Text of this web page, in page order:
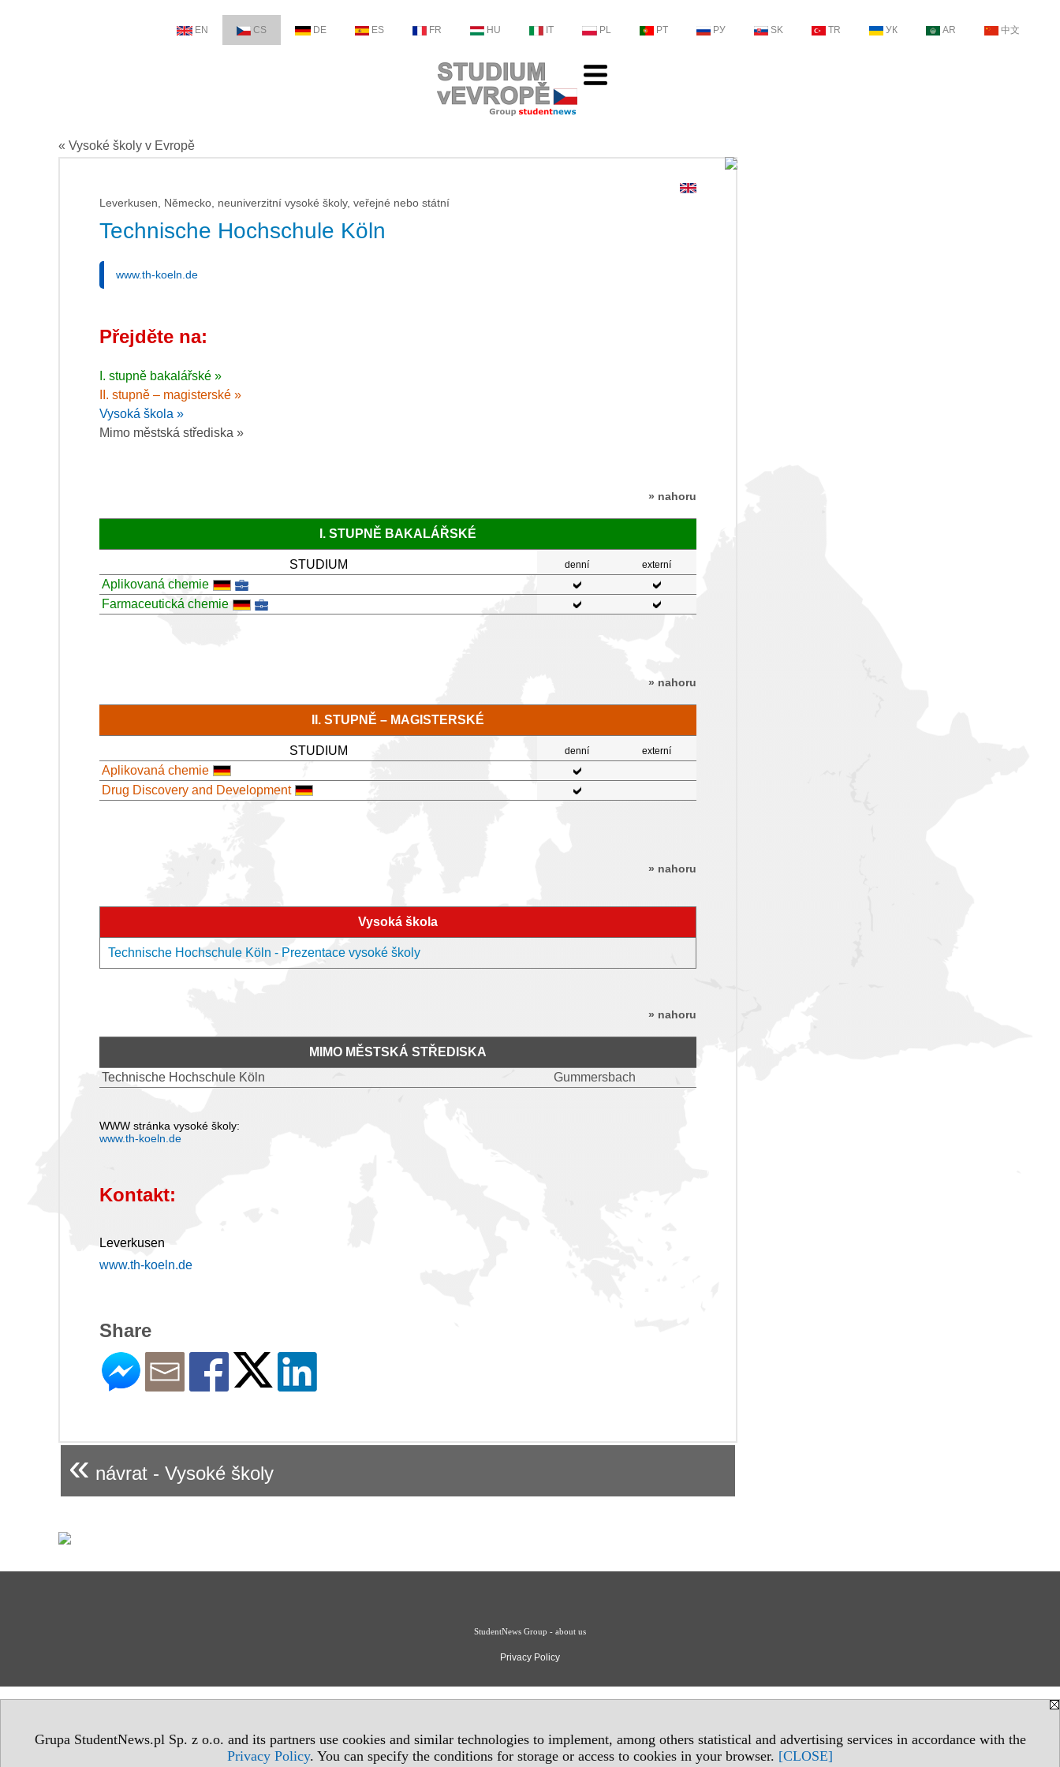
Grupa StudentNews.pl Sp. z o.o. and its partners use cookies and similar technologies to implement, among others statistical and advertising services in accordance with the
Privacy Policy. You can specify the conditions for storage or access to cookies in your browser. [CLOSE]
EN CS DE ES FR HU IT PL PT РУ SK TR УК AR 中文
« Vysoké školy v Evropě
Leverkusen, Německo, neuniverzitní vysoké školy, veřejné nebo státní
Technische Hochschule Köln
www.th-koeln.de
Přejděte na:
I. stupně bakalářské »
II. stupně – magisterské »
Vysoká škola »
Mimo městská střediska »
» nahoru
I. STUPNĚ BAKALÁŘSKÉ
STUDIUM denní externí
Aplikovaná chemie
Farmaceutická chemie
» nahoru
II. STUPNĚ – MAGISTERSKÉ
STUDIUM denní externí
Aplikovaná chemie
Drug Discovery and Development
» nahoru
Vysoká škola
Technische Hochschule Köln - Prezentace vysoké školy
» nahoru
MIMO MĚSTSKÁ STŘEDISKA
Technische Hochschule Köln
Gummersbach
WWW stránka vysoké školy:
www.th-koeln.de
Kontakt:
Leverkusen
www.th-koeln.de
Share
« návrat - Vysoké školy
StudentNews Group - about us
Privacy Policy